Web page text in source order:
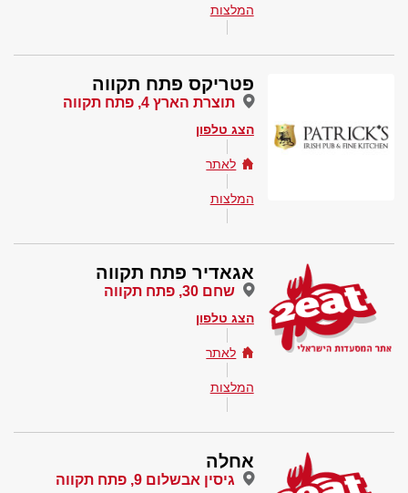
המלצות
פטריקס פתח תקווה
תוצרת הארץ 4, פתח תקווה
הצג טלפון
לאתר
המלצות
אגאדיר פתח תקווה
שחם 30, פתח תקווה
הצג טלפון
לאתר
המלצות
אחלה
גיסין אבשלום 9, פתח תקווה